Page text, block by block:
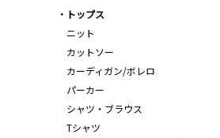
トップス
ニット
カットソー
カーディガン/ボレロ
パーカー
シャツ・ブラウス
Tシャツ